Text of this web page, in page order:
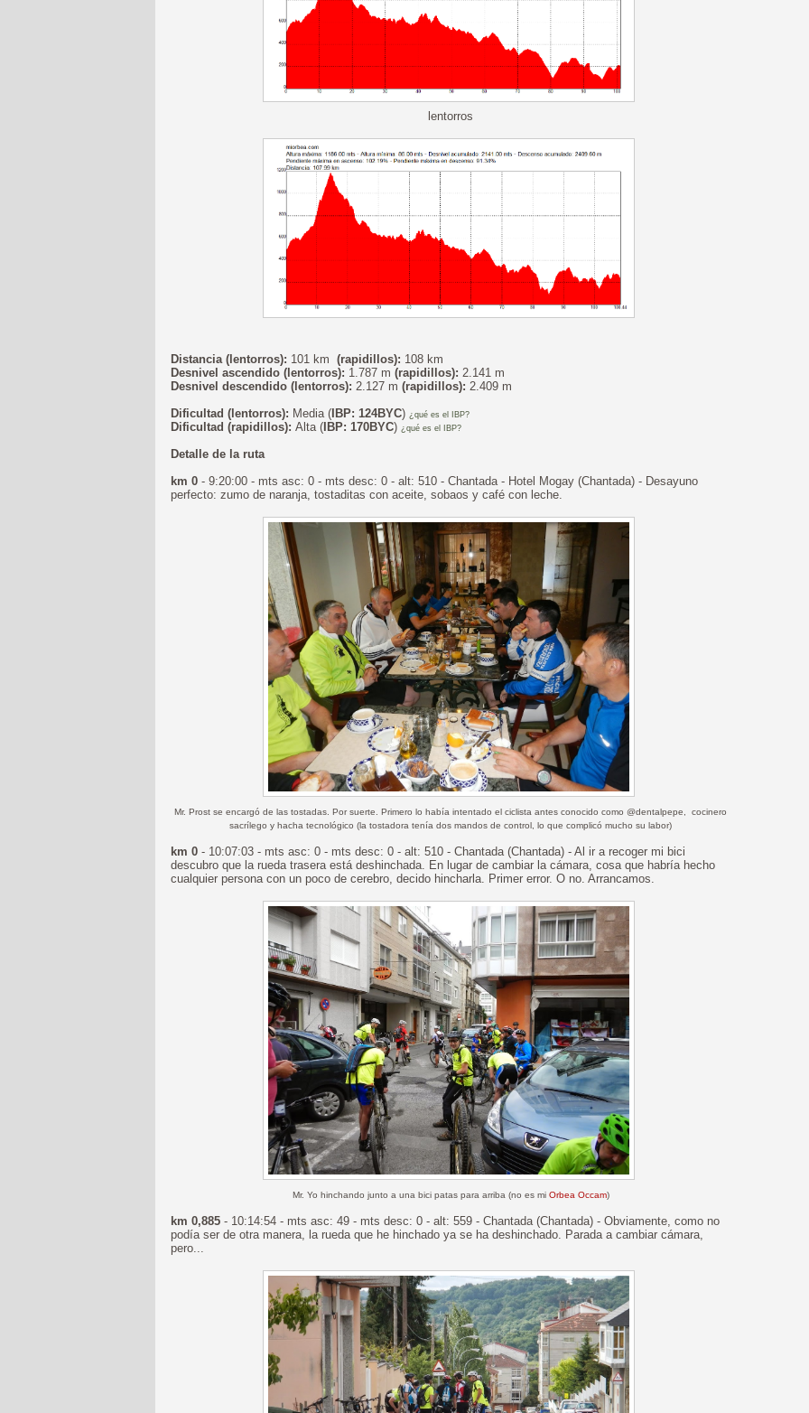
lentorros
Distancia (lentorros): 101 km (rapidillos): 108 km
Desnivel ascendido (lentorros): 1.787 m (rapidillos): 2.141 m
Desnivel descendido (lentorros): 2.127 m (rapidillos): 2.409 m
Dificultad (lentorros): Media ( IBP: 124BYC) ¿qué es el IBP?
Dificultad (rapidillos): Alta ( IBP: 170BYC) ¿qué es el IBP?
Detalle de la ruta
km 0 - 9:20:00 - mts asc: 0 - mts desc: 0 - alt: 510 - Chantada - Hotel Mogay (Chantada) - Desayuno
perfecto: zumo de naranja, tostaditas con aceite, sobaos y café con leche.
Mr. Prost se encargó de las tostadas. Por suerte. Primero lo había intentado el ciclista antes conocido como @dentalpepe, cocinero
sacrílego y hacha tecnológico (la tostadora tenía dos mandos de control, lo que complicó mucho su labor)
km 0 - 10:07:03 - mts asc: 0 - mts desc: 0 - alt: 510 - Chantada (Chantada) - Al ir a recoger mi bici
descubro que la rueda trasera está deshinchada. En lugar de cambiar la cámara, cosa que habría hecho
cualquier persona con un poco de cerebro, decido hincharla. Primer error. O no. Arrancamos.
Mr. Yo hinchando junto a una bici patas para arriba (no es mi Orbea Occam)
km 0,885 - 10:14:54 - mts asc: 49 - mts desc: 0 - alt: 559 - Chantada (Chantada) - Obviamente, como no
podía ser de otra manera, la rueda que he hinchado ya se ha deshinchado. Parada a cambiar cámara,
pero...